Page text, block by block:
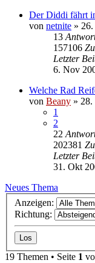
Der Diddi fährt
von netnite »
13
157106
Letzter
6. Nov
Welche Rad
von Beany » 28.
1
2
22
202381
Letzter
31. Okt
Neues Thema
Anzeigen:
Richtung:
19 Themen • Seite 1